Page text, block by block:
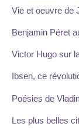
Vie et oeuvre de
Benjamin Péret
Victor Hugo sur
Ibsen, ce
Poésies de
Les plus belles